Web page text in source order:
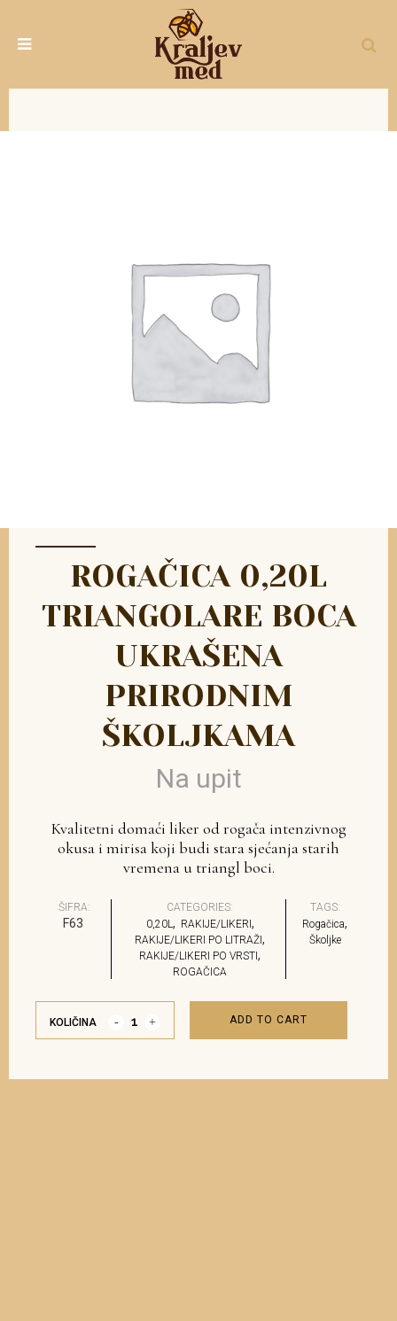
ROGAČICA 0,20L
TRIANGOLARE BOCA
UKRAŠENA
PRIRODNIM
ŠKOLJKAMA
Na upit
Kvalitetni domaći liker od rogača intenzivnog
okusa i mirisa koji budi stara sjećanja starih
vremena u triangl boci.
ŠIFRA:
F63
CATEGORIES:
0,20L, RAKIJE/LIKERI ,
RAKIJE/LIKERI PO LITRAŽI ,
RAKIJE/LIKERI PO VRSTI ,
ROGAČICA
TAGS:
Rogačica,
Školjke
KOLIČINA ADD TO CART